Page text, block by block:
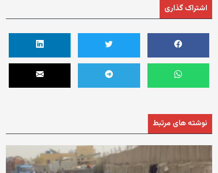
اشتراک گذاری
نوشته های مرتبط